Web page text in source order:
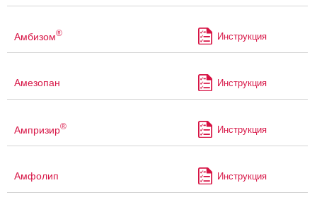
Амбизом® Инструкция
Амезопан Инструкция
Ампризир® Инструкция
Амфолип Инструкция